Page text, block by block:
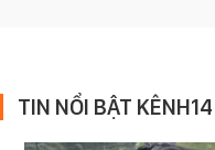
TIN NỔI BẬT KÊNH14